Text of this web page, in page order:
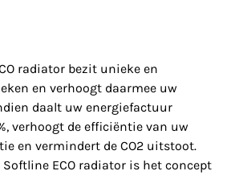
radiator bezit unieke en
en verhoogt daarmee uw
daalt uw energiefactuur
verhoogt de efficiëntie van uw
en vermindert de CO2 uitstoot.
ECO radiator is het concept